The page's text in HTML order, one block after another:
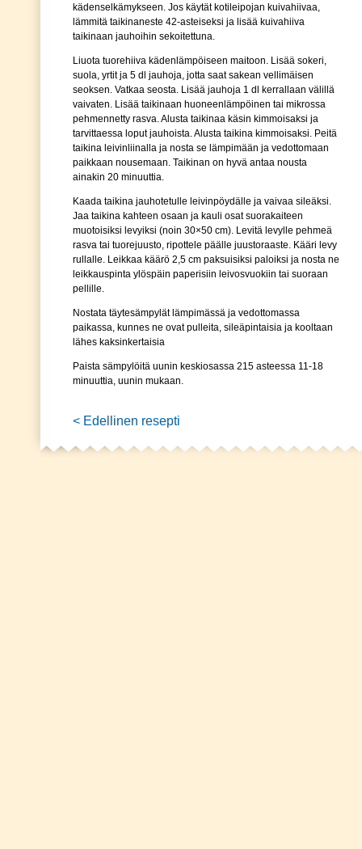
kädenselkämykseen. Jos käytät kotileipojan kuivahiivaa,
lämmitä taikinaneste 42-asteiseksi ja lisää kuivahiiva
taikinaan jauhoihin sekoitettuna.
Liuota tuorehiiva kädenlämpöiseen maitoon. Lisää sokeri,
suola, yrtit ja 5 dl jauhoja, jotta saat sakean vellimäisen
seoksen. Vatkaa seosta. Lisää jauhoja 1 dl kerrallaan välillä
vaivaten. Lisää taikinaan huoneenlämpöinen tai mikrossa
pehmennetty rasva. Alusta taikinaa käsin kimmoisaksi ja
tarvittaessa loput jauhoista. Alusta taikina kimmoisaksi. Peitä
taikina leivinliinalla ja nosta se lämpimään ja vedottomaan
paikkaan nousemaan. Taikinan on hyvä antaa nousta
ainakin 20 minuuttia.
Kaada taikina jauhotetulle leivinpöydälle ja vaivaa sileäksi.
Jaa taikina kahteen osaan ja kauli osat suorakaiteen
muotoisiksi levyiksi (noin 30×50 cm). Levitä levylle pehmeä
rasva tai tuorejuusto, ripottele päälle juustoraaste. Kääri levy
rullalle. Leikkaa käärö 2,5 cm paksuisiksi paloiksi ja nosta ne
leikkauspinta ylöspäin paperisiin leivosvuokiin tai suoraan
pellille.
Nostata täytesämpylät lämpimässä ja vedottomassa
paikassa, kunnes ne ovat pulleita, sileäpintaisia ja kooltaan
lähes kaksinkertaisia
Paista sämpylöitä uunin keskiosassa 215 asteessa 11-18
minuuttia, uunin mukaan.
< Edellinen resepti